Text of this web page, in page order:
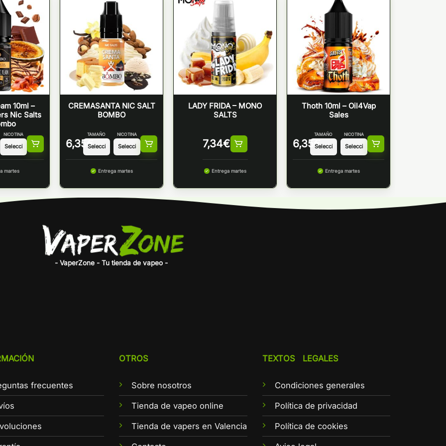
10ml –
Nic Salts
NICOTINA
martes
CREMASANTA NIC SALT
BOMBO
6,35 €
TAMAÑO NICOTINA
Entrega martes
LADY FRIDA – MONO
SALTS
7,34€
Entrega martes
Thoth 10ml – Oil4Vap
Sales
6,35 €
TAMAÑO NICOTINA
Entrega martes
- VaperZone - Tu tienda de vapeo -
frecuentes
OTROS
Sobre nosotros
Tienda de vapeo online
Tienda de vapers en Valencia
TEXTOS LEGALES
Condiciones generales
Política de privacidad
Política de cookies